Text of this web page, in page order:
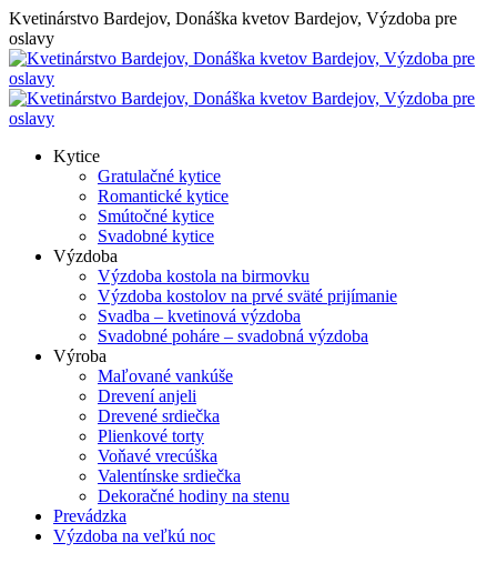
Skip
to
content
Kvetinárstvo Bardejov, Donáška kvetov Bardejov, Výzdoba pre
oslavy
Kytice
Gratulačné kytice
Romantické kytice
Smútočné kytice
Svadobné kytice
Výzdoba
Výzdoba kostola na birmovku
Výzdoba kostolov na prvé sväté prijímanie
Svadba – kvetinová výzdoba
Svadobné poháre – svadobná výzdoba
Výroba
Maľované vankúše
Drevení anjeli
Drevené srdiečka
Plienkové torty
Voňavé vrecúška
Valentínske srdiečka
Dekoračné hodiny na stenu
Prevádzka
Výzdoba na veľkú noc